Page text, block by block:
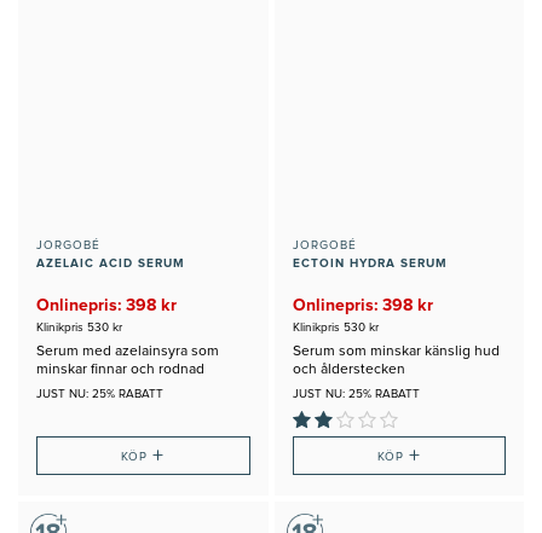
JORGOBÉ
AZELAIC ACID SERUM
Onlinepris: 398 kr
Klinikpris 530 kr
Serum med azelainsyra som
minskar finnar och rodnad
JUST NU: 25% RABATT
KÖP+
JORGOBÉ
ECTOIN HYDRA SERUM
Onlinepris: 398 kr
Klinikpris 530 kr
Serum som minskar känslig hud
och ålderstecken
JUST NU: 25% RABATT
KÖP +